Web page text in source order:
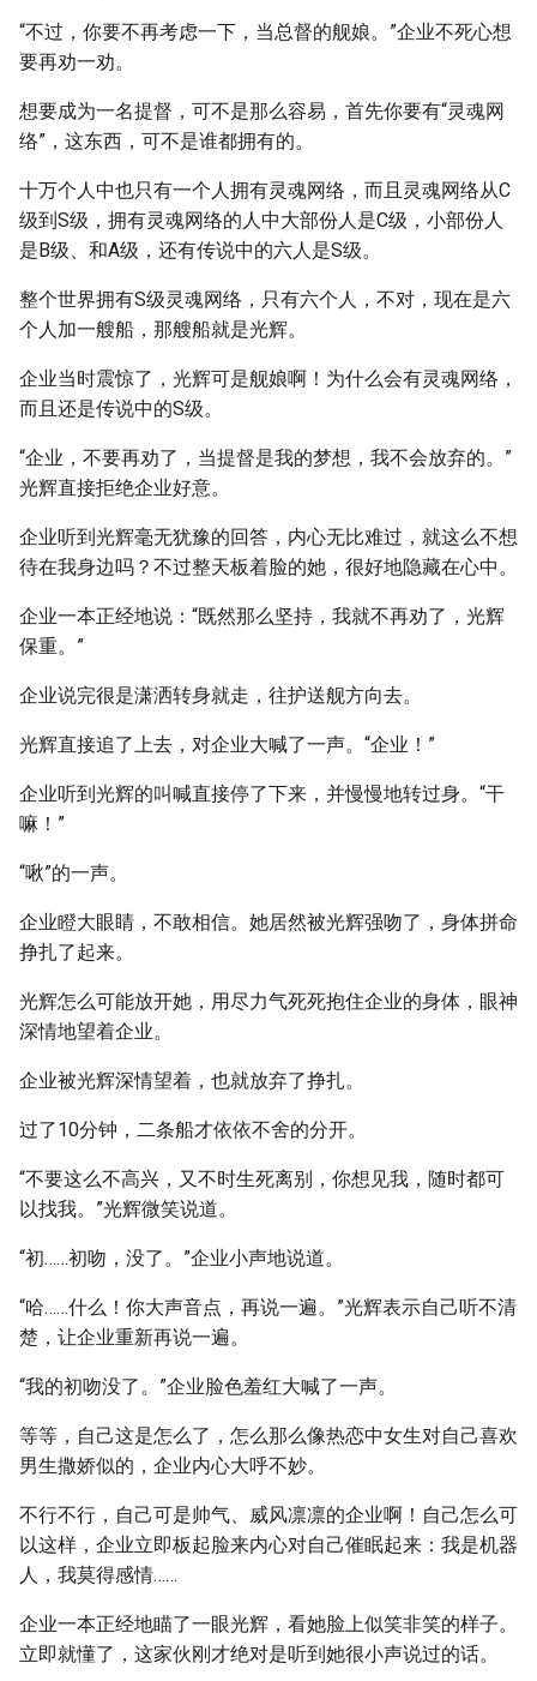
“不过，你要不再考虑一下，当总督的舰娘。”企业不死心想
要再劝一劝。
想要成为一名提督，可不是那么容易，首先你要有“灵魂网
络”，这东西，可不是谁都拥有的。
十万个人中也只有一个人拥有灵魂网络，而且灵魂网络从C
级到S级，拥有灵魂网络的人中大部份人是C级，小部份人
是B级、和A级，还有传说中的六人是S级。
整个世界拥有S级灵魂网络，只有六个人，不对，现在是六
个人加一艘船，那艘船就是光辉。
企业当时震惊了，光辉可是舰娘啊！为什么会有灵魂网络，
而且还是传说中的S级。
“企业，不要再劝了，当提督是我的梦想，我不会放弃的。”
光辉直接拒绝企业好意。
企业听到光辉毫无犹豫的回答，内心无比难过，就这么不想
待在我身边吗？不过整天板着脸的她，很好地隐藏在心中。
企业一本正经地说：“既然那么坚持，我就不再劝了，光辉
保重。”
企业说完很是潇洒转身就走，往护送舰方向去。
光辉直接追了上去，对企业大喊了一声。“企业！”
企业听到光辉的叫喊直接停了下来，并慢慢地转过身。“干
嘛！”
“啾”的一声。
企业瞪大眼睛，不敢相信。她居然被光辉强吻了，身体拼命
挣扎了起来。
光辉怎么可能放开她，用尽力气死死抱住企业的身体，眼神
深情地望着企业。
企业被光辉深情望着，也就放弃了挣扎。
过了10分钟，二条船才依依不舍的分开。
“不要这么不高兴，又不时生死离别，你想见我，随时都可
以找我。”光辉微笑说道。
“初……初吻，没了。”企业小声地说道。
“哈……什么！你大声音点，再说一遍。”光辉表示自己听不清
楚，让企业重新再说一遍。
“我的初吻没了。”企业脸色羞红大喊了一声。
等等，自己这是怎么了，怎么那么像热恋中女生对自己喜欢
男生撒娇似的，企业内心大呼不妙。
不行不行，自己可是帅气、威风凛凛的企业啊！自己怎么可
以这样，企业立即板起脸来内心对自己催眠起来：我是机器
人，我莫得感情……
企业一本正经地瞄了一眼光辉，看她脸上似笑非笑的样子。
立即就懂了，这家伙刚才绝对是听到她很小声说过的话。